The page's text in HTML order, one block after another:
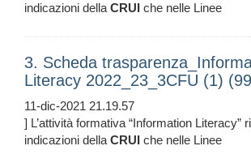
indicazioni dellaCRUI che nelle Linee
3. Scheda
Literacy 2022_23_3CFU (1)
11-dic-2021 21.19.57
] L’attività formativa “Information Literacy”
indicazioni dellaCRUI che nelle Linee